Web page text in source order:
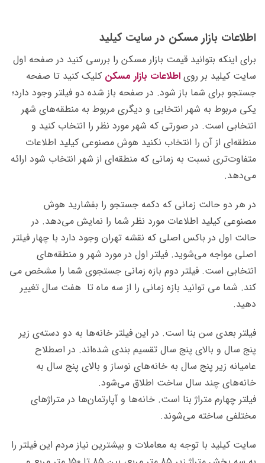
اطلاعات بازار مسکن در سایت کیلید
برای اینکه بتوانید قیمت بازار مسکن را بررسی کنید در صفحه اول
سایت کیلید بر روی اطلاعات بازار مسکن کلیک کنید تا صفحه
جستجو برای شما باز شود. در صفحه باز شده دو فیلتر وجود دارد؛
یکی مربوط به شهر انتخابی و دیگری مربوط به منطقه‌‌های شهر
انتخابی است. در صورتی که شهر مورد نظر را انتخاب کنید و
منطقه‌ای از آن را انتخاب نکنید هوش مصنوعی کیلید اطلاعات
متفاوت‌تری نسبت به زمانی که منطقه‌ای از شهر انتخاب شود ارائه
می‌دهد.
در هر دو حالت زمانی که دکمه جستجو را بفشارید هوش
مصنوعی کیلید اطلاعات مورد نظر شما را نمایش می‌دهد. در
حالت اول در باکس اصلی که نقشه تهران وجود دارد با چهار فیلتر
اصلی مواجه می‌شوید. فیلتر اول در مورد شهر و منطقه‌های
انتخابی است. فیلتر دوم بازه زمانی جستجوی شما را مشخص می
کند. شما می توانید بازه زمانی را از سه ماه تا هفت سال تغییر
دهید.
فیلتر بعدی سن بنا است. در این فیلتر خانه‌ها به دو دسته‌ی زیر
پنج سال و بالای پنج سال تقسیم بندی شده‌اند. در اصطلاح
عامیانه زیر پنج سال به خانه‌های نوساز و بالای پنج سال به
خانه‌های چند سال ساخت اطلاق می‌شود.
فیلتر چهارم متراژ بنا است. خانه‌ها و آپارتمان‌ها در متراژهای
مختلفی ساخته می‌شوند.
سایت کیلید با توجه به معاملات و بیشترین نیاز مردم این فیلتر را